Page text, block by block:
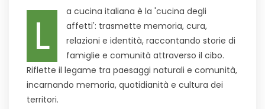
L
a cucina italiana è la 'cucina degli
affetti': trasmette memoria, cura,
relazioni e identità, raccontando storie di
famiglie e comunità attraverso il cibo.
Riflette il legame tra paesaggi naturali e comunità,
incarnando memoria, quotidianità e cultura dei
territori.